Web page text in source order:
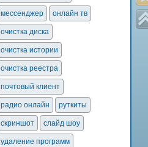
мессенджер онлайн тв
очистка диска
очистка истории
очистка реестра
почтовый клиент
радио онлайн руткиты
скриншот слайд шоу
удаление программ